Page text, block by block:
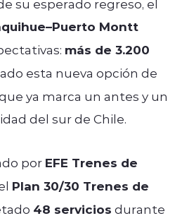
su esperado regreso, el
Montt
más de 3.200
esta nueva opción de
ya marca un antes y un
del sur de Chile.
por EFE Trenes de
Plan 30/30 Trenes de
48 servicios durante